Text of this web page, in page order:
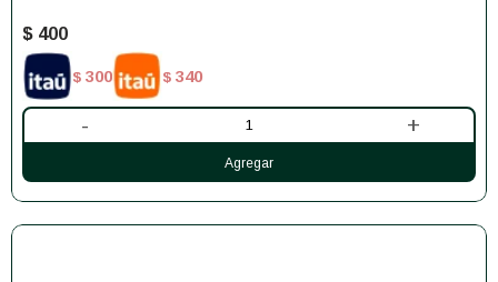
$ 400
$ 300 $ 340
- +